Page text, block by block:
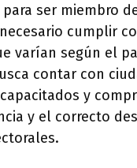
para ser miembro
cumplir
varían según el
contar con
y
y el correcto